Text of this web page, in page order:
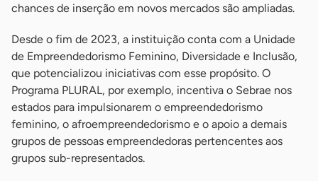
chances de inserção em novos mercados são ampliadas.
Desde o fim de 2023, a instituição conta com a Unidade
de Empreendedorismo Feminino, Diversidade e Inclusão,
que potencializou iniciativas com esse propósito. O
Programa PLURAL, por exemplo, incentiva o Sebrae nos
estados para impulsionarem o empreendedorismo
feminino, o afroempreendedorismo e o apoio a demais
grupos de pessoas empreendedoras pertencentes aos
grupos sub-representados.